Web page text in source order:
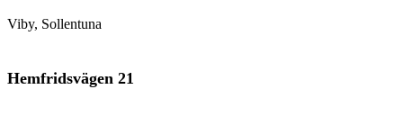
Viby, Sollentuna
Hemfridsvägen 21